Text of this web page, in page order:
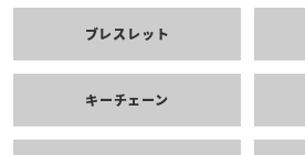
ブレスレット
キーチェーン